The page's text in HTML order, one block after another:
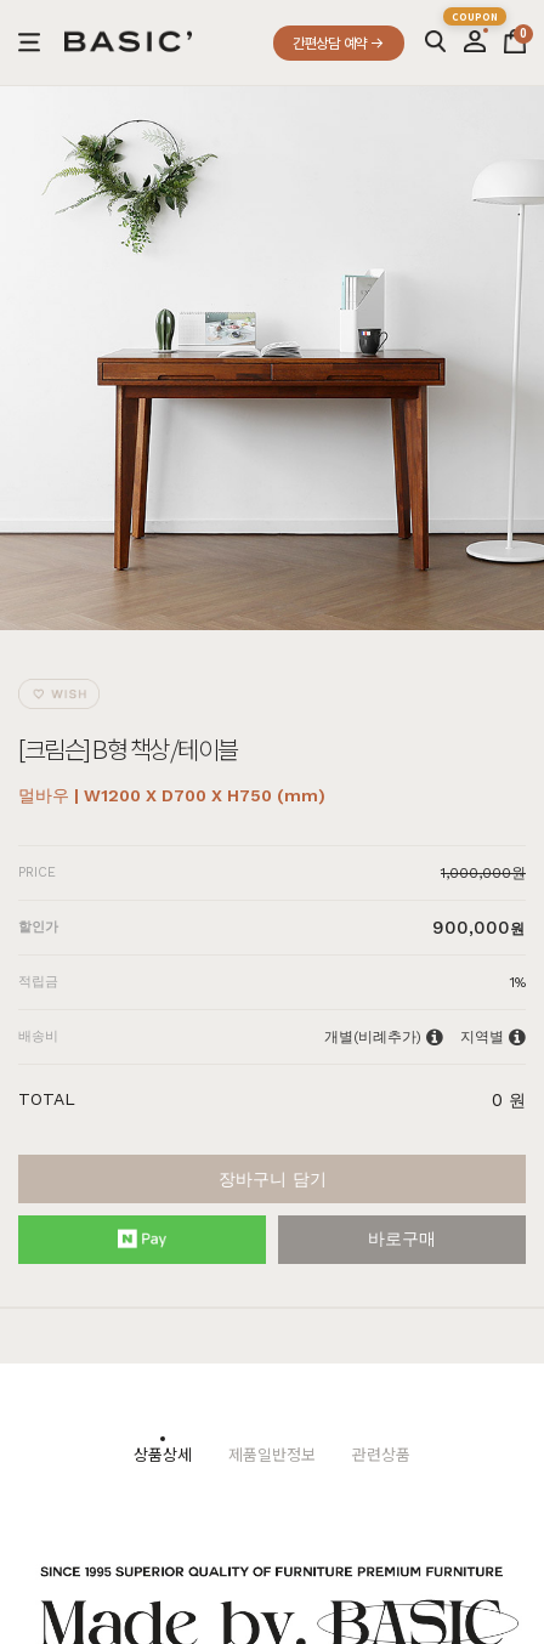
간편상담 예약
0
[크림슨] B형 책상/테이블
멀바우 | W1200 X D700 X H750 (mm)
PRICE 1,000,000원
할인가 900,000원
적립금 1%
배송비 개별(비례추가) 지역별
TOTAL 0 원
장바구니 담기
바로구매
상품상세 제품일반정보 관련상품